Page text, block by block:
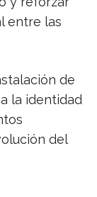
entre las
de
la identidad
del